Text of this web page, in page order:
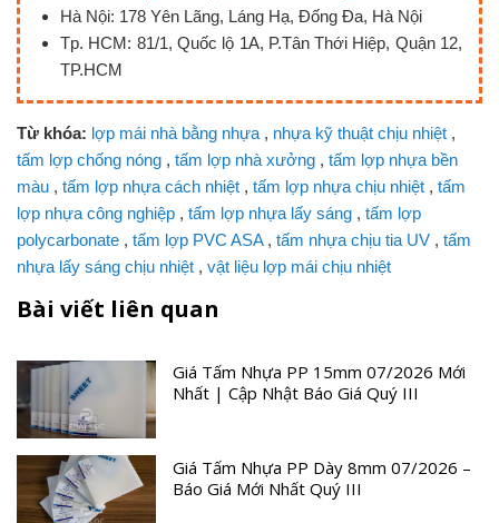
Hà Nội: 178 Yên Lãng, Láng Hạ, Đống Đa, Hà Nội
Tp. HCM: 81/1, Quốc lộ 1A, P.Tân Thới Hiệp, Quận 12,
TP.HCM
Từ khóa: lợp mái nhà bằng nhựa , nhựa kỹ thuật chịu nhiệt ,
tấm lợp chống nóng , tấm lợp nhà xưởng , tấm lợp nhựa bền
màu , tấm lợp nhựa cách nhiệt , tấm lợp nhựa chịu nhiệt , tấm
lợp nhựa công nghiệp , tấm lợp nhựa lấy sáng , tấm lợp
polycarbonate , tấm lợp PVC ASA, tấm nhựa chịu tia UV , tấm
nhựa lấy sáng chịu nhiệt , vật liệu lợp mái chịu nhiệt
Bài viết liên quan
Giá Tấm Nhựa PP 15mm 07/2026 Mới
Nhất | Cập Nhật Báo Giá Quý III
Giá Tấm Nhựa PP Dày 8mm 07/2026 –
Báo Giá Mới Nhất Quý III